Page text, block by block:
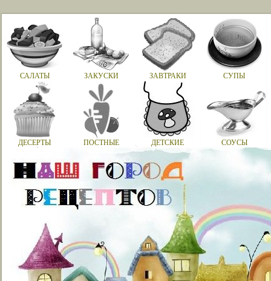
САЛАТЫ ЗАКУСКИ ЗАВТРАКИ СУПЫ
ДЕСЕРТЫ ПОСТНЫЕ ДЕТСКИЕ СОУСЫ